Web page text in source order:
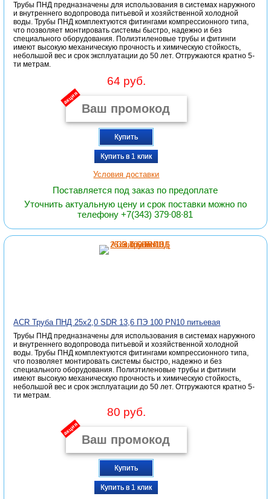
Трубы ПНД предназначены для использования в системах наружного
и внутреннего водопровода питьевой и хозяйственной холодной
воды. Трубы ПНД комплектуются фитингами компрессионного типа,
что позволяет монтировать системы быстро, надежно и без
специального оборудования. Полиэтиленовые трубы и фитинги
имеют высокую механическую прочность и химическую стойкость,
небольшой вес и срок эксплуатации до 50 лет. Отгружаются кратно 5-
ти метрам.
64 руб.
акция
Купить
Купить в 1 клик
Условия доставки
Поставляется под заказ по предоплате
Уточнить актуальную цену и срок поставки можно по
телефону +7(343) 379∙08∙81
ACR Труба ПНД 25х2,0 SDR 13,6 ПЭ 100 PN10 питьевая
Трубы ПНД предназначены для использования в системах наружного
и внутреннего водопровода питьевой и хозяйственной холодной
воды. Трубы ПНД комплектуются фитингами компрессионного типа,
что позволяет монтировать системы быстро, надежно и без
специального оборудования. Полиэтиленовые трубы и фитинги
имеют высокую механическую прочность и химическую стойкость,
небольшой вес и срок эксплуатации до 50 лет. Отгружаются кратно 5-
ти метрам.
80 руб.
акция
Купить
Купить в 1 клик